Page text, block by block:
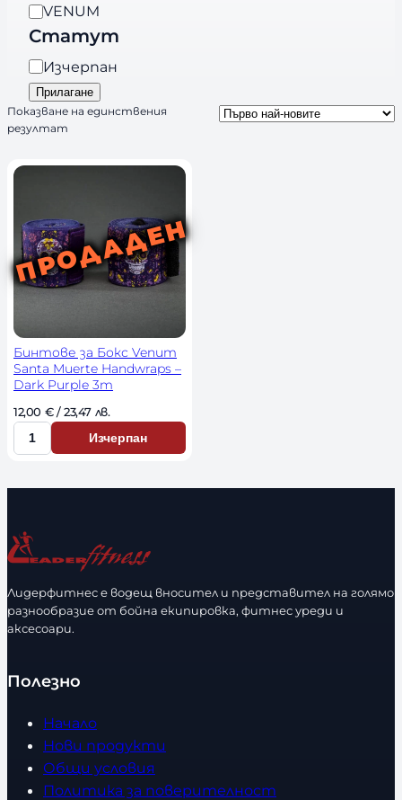
г
о
р
и
я
B
r
a
n
d
s
VENUM
Статут
Н
а
л
и
с
т
Изчерпан
Прилагане
Показване на единствения
резултат
Бинтове за Бокс Venum
Santa Muerte Handwraps –
Dark Purple 3m
12,00 € / 23,47 лв.
К
л
ч
е
т
в
Изчерпан
Лидерфитнес е водещ вносител и представител на голямо
разнообразие от бойна екипировка, фитнес уреди и
аксесоари.
Полезно
Начало
Нови продукти
Общи условия
Политика за поверителност